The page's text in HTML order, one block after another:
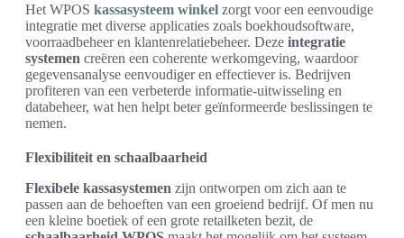
Het WPOS kassasysteem winkel zorgt voor een eenvoudige
integratie met diverse applicaties zoals boekhoudsoftware,
voorraadbeheer en klantenrelatiebeheer. Deze integratie
systemen creëren een coherente werkomgeving, waardoor
gegevensanalyse eenvoudiger en effectiever is. Bedrijven
profiteren van een verbeterde informatie-uitwisseling en
databeheer, wat hen helpt beter geïnformeerde beslissingen te
nemen.
Flexibiliteit en schaalbaarheid
Flexibele kassasystemen zijn ontworpen om zich aan te
passen aan de behoeften van een groeiend bedrijf. Of men nu
een kleine boetiek of een grote retailketen bezit, de